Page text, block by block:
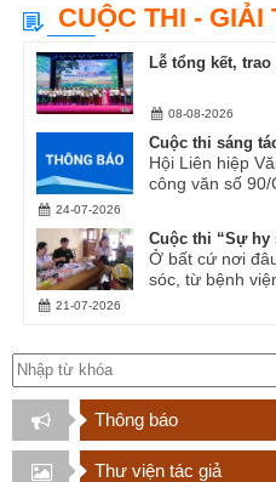
CUỘC THI - GIẢI
Lễ tổng kết,
08-08-2026
Cuộc thi sáng
Hội Liên hiệp
công văn số 90/
24-07-2026
Cuộc thi “Sự hy
Ở bất cứ nơi
sóc, từ bệnh
21-07-2026
Thông báo
Thư viện tác giả